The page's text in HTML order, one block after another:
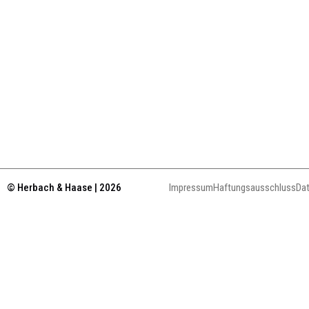
© Herbach & Haase | 2026 ImpressumHaftungsausschluss